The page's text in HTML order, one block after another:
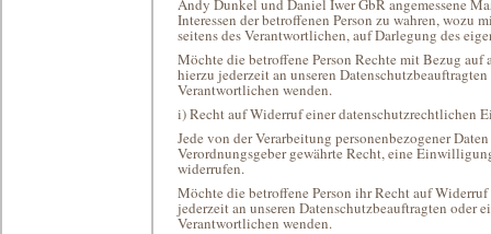
Andy Dunkel und Daniel Iwer GbR angemessene
Interessen der betroffenen Person zu wahren, wozu
seitens des Verantwortlichen, auf Darlegung des
Möchte die betroffene Person Rechte mit Bezug
hierzu jederzeit an unseren
Verantwortlichen wenden.
i) Recht auf Widerruf einer datenschutzrechtlichen
Jede von der Verarbeitung personenbezogener
Verordnungsgeber gewährte Recht, eine
widerrufen.
Möchte die betroffene Person ihr Recht auf
jederzeit an unseren Datenschutzbeauftragten oder
Verantwortlichen wenden.